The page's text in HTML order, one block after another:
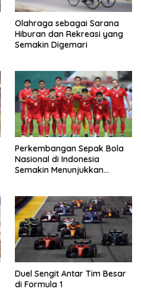
Olahraga sebagai Sarana
Hiburan dan Rekreasi yang
Semakin Digemari
Perkembangan Sepak Bola
Nasional di Indonesia
Semakin Menunjukkan
Duel Sengit Antar Tim Besar
di Formula 1